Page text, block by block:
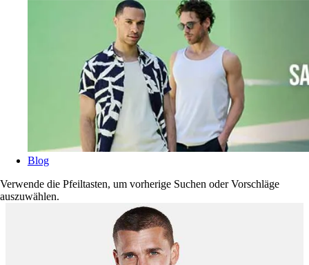
Blog
Verwende die Pfeiltasten, um vorherige Suchen oder Vorschläge
auszuwählen.